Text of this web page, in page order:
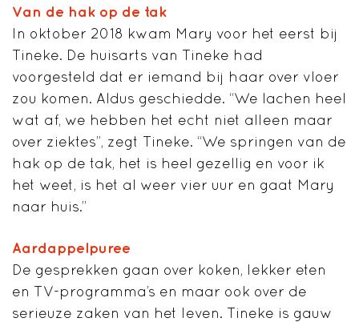
Van de hak op de tak
In oktober 2018 kwam Mary voor het eerst bij
Tineke. De huisarts van Tineke had
voorgesteld dat er iemand bij haar over vloer
zou komen. Aldus geschiedde. “We lachen heel
wat af, we hebben het echt niet alleen maar
over ziektes”, zegt Tineke. “We springen van de
hak op de tak, het is heel gezellig en voor ik
het weet, is het al weer vier uur en gaat Mary
naar huis.”
Aardappelpuree
De gesprekken gaan over koken, lekker eten
en TV-programma’s en maar ook over de
serieuze zaken van het leven. Tineke is gauw